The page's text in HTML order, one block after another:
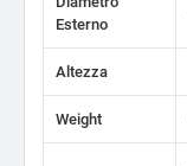
Esterno
Altezza
Weight